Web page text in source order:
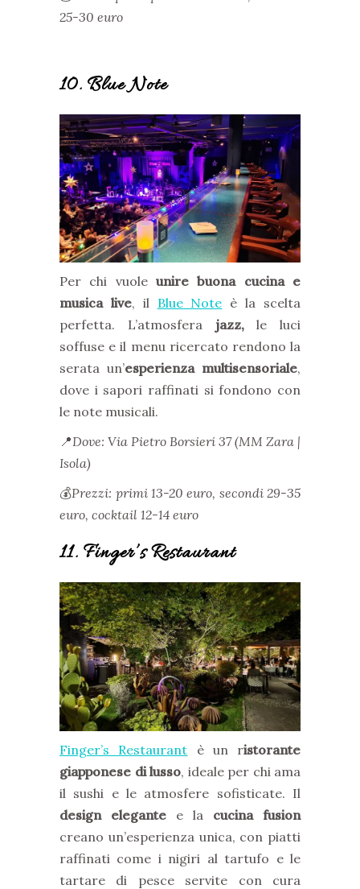
25-30 euro
10. Blue Note
Per chi vuole unire buona cucina e
musica live, il Blue Note è la scelta
perfetta. L’atmosferajazz,le luci
soffuse e il menu ricercato rendono la
serata un’esperienza multisensoriale,
dove i sapori raffinati si fondono con
le note musicali.
📍Dove: Via Pietro Borsieri 37 (MM Zara |
Isola)
💰Prezzi: primi 13-20 euro, secondi 29-35
euro, cocktail 12-14 euro
11. Finger’s Restaurant
Finger’s Restaurant è un ristorante
giapponese di lusso, ideale per chi ama
il sushi e le atmosfere sofisticate. Il
design elegante e la cucina fusion
creano un’esperienza unica, con piatti
raffinati come i nigiri al tartufo e le
tartare di pesce servite con cura